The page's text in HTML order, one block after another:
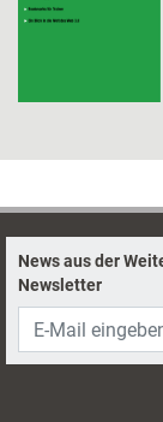
News aus der
Newsletter